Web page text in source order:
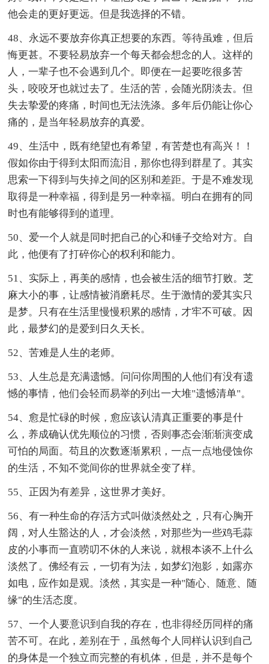
他会走的更好更远。但是我选择的不错。
48、永远不要放弃你真正想要的东西。等待虽难，但后
悔更甚。不要轻易放弃一个每天都会想念的人。这样的
人，一辈子也不会遇到几个。即便在一起要吃很多苦
头，咬咬牙也就过去了。生活的苦，会随光阴淡去。但
失去挚爱的疼痛，时间也无法洗涤。多年后仍能让你心
痛的，是当年轻易放弃的真爱。
49、生活中，既有绝望也有希望，有苦楚也有高兴！！
假如你由于得到太阳而流泪，那你也得到群星了。其实
思索一下得到与失掉之间的区别和差距。于是不难发现
取得是一种幸福，得到是另一种幸福。明白在拥有的同
时也有能够得到的道理。
50、爱一个人就是同时把自己的心和锤子交给对方。自
此，他便有了打碎你心的权利和能力。
51、实际上，再美的感情，也会被生活的细节打败。芝
麻大小的事，让感情被消磨耗尽。生于激情的爱其实只
是梦。只有在生活里慢慢积累的感情，才牢不可破。因
此，最梦幻的是爱到日久天长。
52、苦难是人生的老师。
53、人生总是充满遗憾。问问你周围的人他们有没有遗
憾的事情，他们会轻而易举的列出一大堆"遗憾清单"。
54、愈是忙碌的时候，愈应该认清真正重要的事是什
么，养成确认优先顺位的习惯，否则事态会渐渐演变成
可怕的局面。苟且的次数逐渐累积，一点一点地侵蚀你
的生活，不知不觉间你的世界就全变了样。
55、正因为有差异，这世界才美好。
56、有一种生命的存活方式叫做淡然处之，只有心胸开
阔，对人生豁达的人，才会淡然，对那些为一些鸡毛蒜
皮的小事而一直唠叨不休的人来说，就根本谈不上什么
淡然了。佛经有云，一切有为法，如梦幻泡影，如露亦
如电，应作如是观。淡然，其实是一种"随心、随意、随
缘"的生活态度。
57、一个人要意识到自我的存在，也非得经历同样的痛
苦不可。在此，差别在于，虽然每个人同样认识到自己
的身体是一个独立而完整的有机体，但是，并不是每个